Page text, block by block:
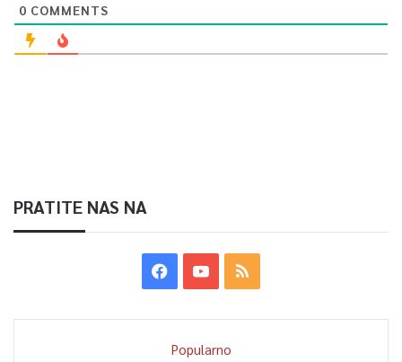
0 COMMENTS
PRATITE NAS NA
Popularno